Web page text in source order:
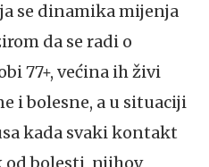
se dinamika mijenja
da se radi o
77+, većina ih živi
i bolesne, a u situaciji
kada svaki kontakt